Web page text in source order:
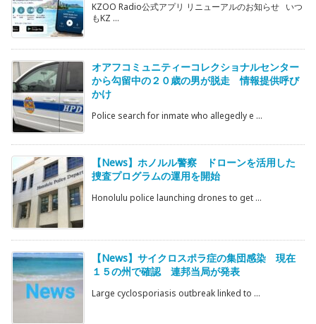
KZOO Radio公式アプリ リニューアルのお知らせ いつ
もKZ ...
オアフコミュニティーコレクショナルセンター
から勾留中の２０歳の男が脱走 情報提供呼び
かけ
Police search for inmate who allegedly e ...
【News】ホノルル警察 ドローンを活用した
捜査プログラムの運用を開始
Honolulu police launching drones to get ...
【News】サイクロスポラ症の集団感染 現在
１５の州で確認 連邦当局が発表
Large cyclosporiasis outbreak linked to ...